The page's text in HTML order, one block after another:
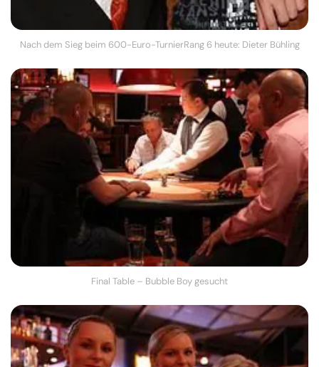
Nach dem Sieg beim 600-Euro-TurnierRang 6 heute: Dieter Bühling
Final Table – Bubble Boy gesucht